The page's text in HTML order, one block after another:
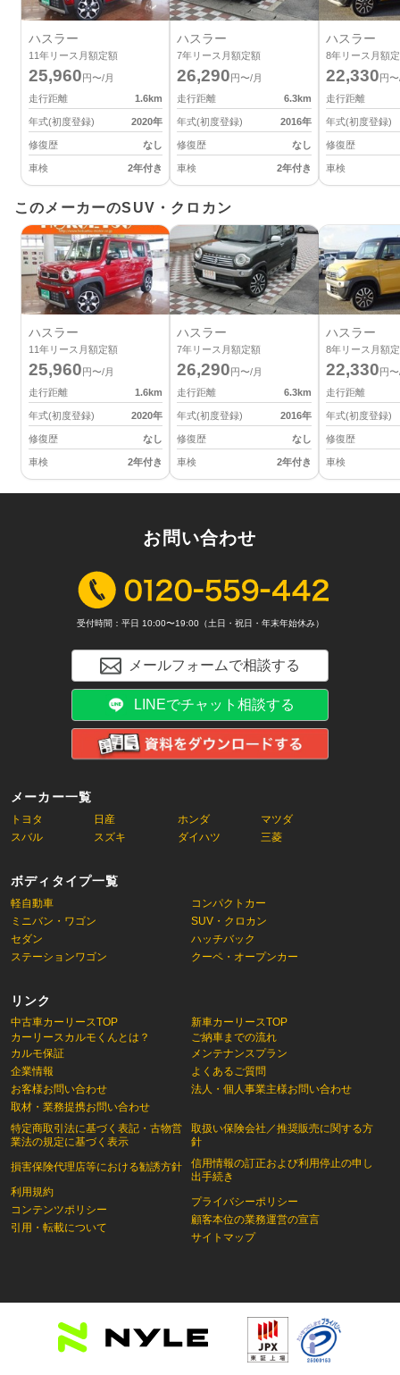
ハスラー
11年リース月額定額
25,960円〜/月
走行距離
1.6km
年式(初度登録) 2020年
修復歴 なし
車検 2年付き
ハスラー
7年リース月額定額
26,290円〜/月
走行距離
6.3km
年式(初度登録) 2016年
修復歴 なし
車検 2年付き
ハスラー
8年リース月額
22,330円
走行距離
年式(初度登録)
修復歴
車検
このメーカーのSUV・クロカン
ハスラー
11年リース月額定額
25,960円〜/月
走行距離
1.6km
年式(初度登録) 2020年
修復歴 なし
車検 2年付き
ハスラー
7年リース月額定額
26,290円〜/月
走行距離
6.3km
年式(初度登録) 2016年
修復歴 なし
車検 2年付き
ハスラー
8年リース月額
22,330円
走行距離
年式(初度登録)
修復歴
車検
メーカー一覧
トヨタ 日産 ホンダ
マツダ
スバル
スズキ ダイハツ 三菱
ボディタイプ一覧
軽自動車
コンパクトカー
ミニバン・ワゴン
SUV・クロカン
セダン
ハッチバック
ステーションワゴン
クーペ・オープンカー
リンク
中古車カーリースTOP
カーリースカルモくんとは？
新車カーリースTOP
ご納車までの流れ
カルモ保証
企業情報
お客様お問い合わせ
取材・業務提携お問い合わせ
特定商取引法に基づく表記・古物営
業法の規定に基づく表示
損害保険代理店等における勧誘方針
利用規約
コンテンツポリシー
引用・転載について
メンテナンスプラン
よくあるご質問
法人・個人事業主様お問い合わせ
取扱い保険会社／推奨販売に関する方
針
信用情報の訂正および利用停止の申し
出手続き
プライバシーポリシー
顧客本位の業務運営の宣言
サイトマップ
お問い合わせ
受付時間：平日 10:00〜19:00（土日・祝日・年末年始休み）
メールフォームで相談する
LINEでチャット相談する